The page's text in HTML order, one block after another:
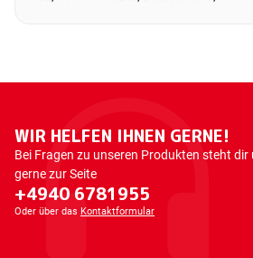
WIR HELFEN IHNEN GERNE!
Bei Fragen zu unseren Produkten steht dir
gerne zur Seite
+4940 6781955
Oder über das Kontaktformular